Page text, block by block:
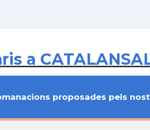
a
proposades pels